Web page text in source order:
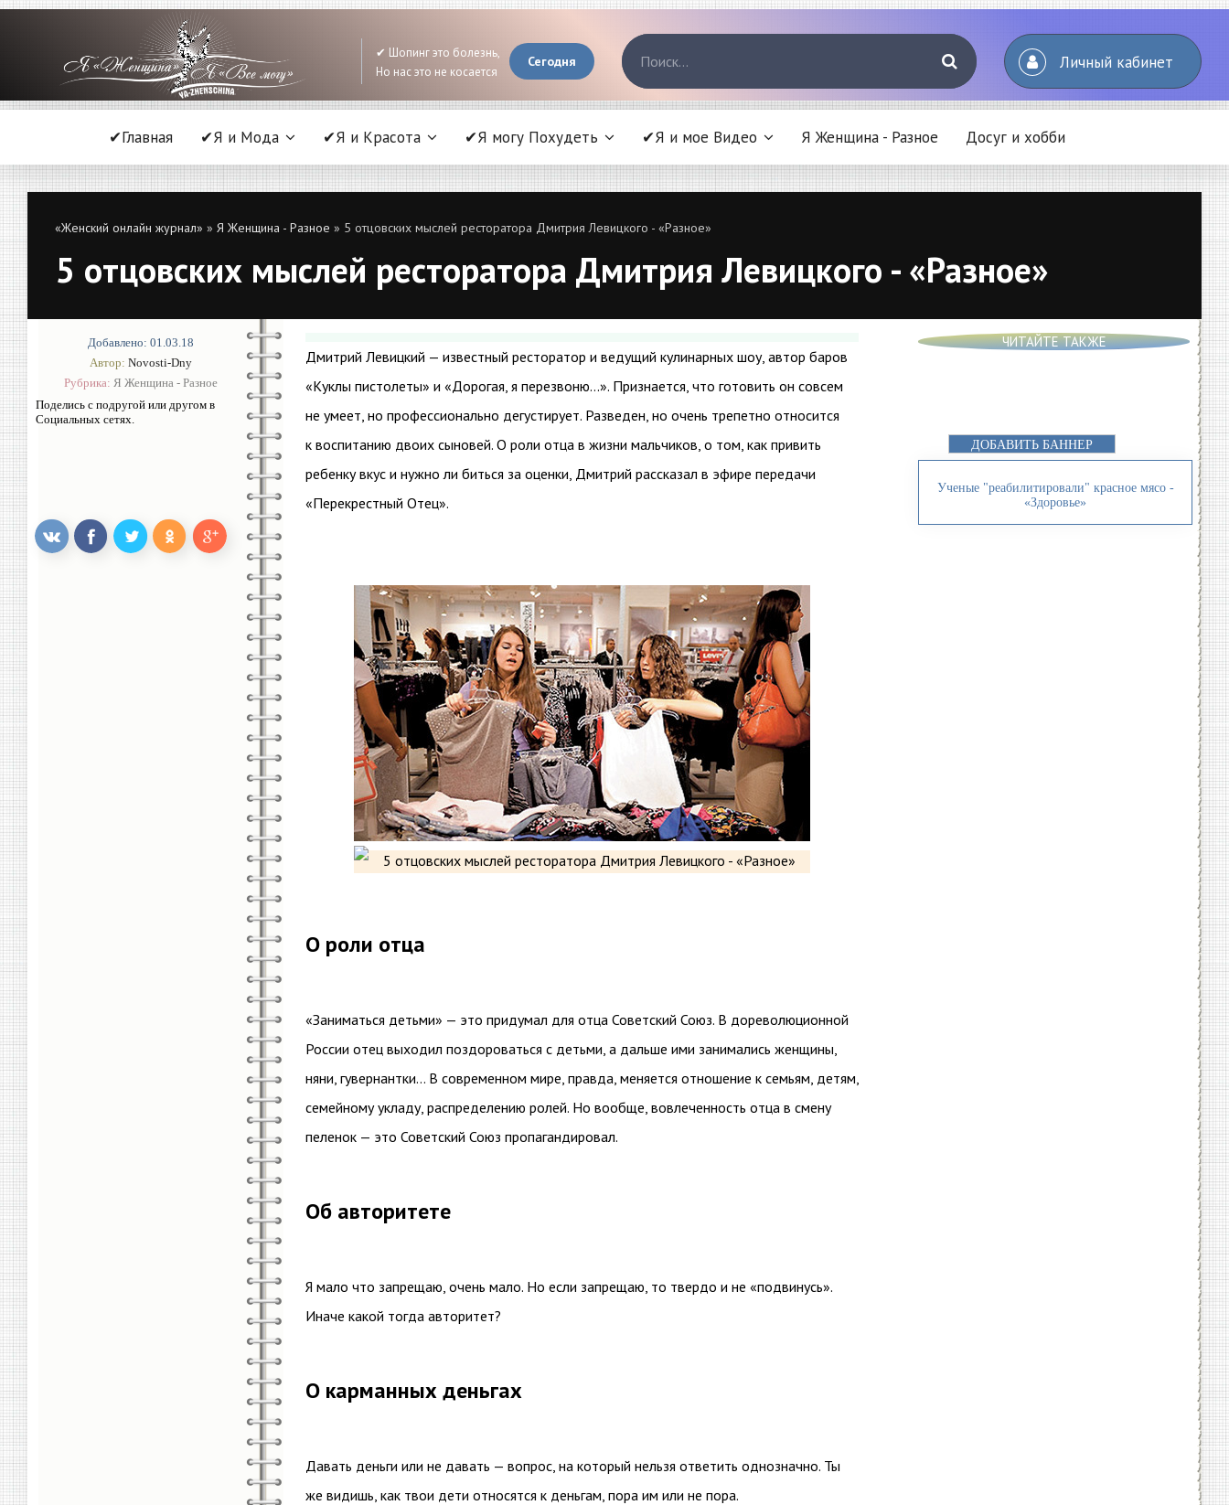
✔ Шопинг это болезнь,
Но нас это не косается
Сегодня Личный кабинет
✔Главная ✔Я и Мода ✔Я и Красота ✔Я могу Похудеть ✔Я и мое Видео Я Женщина - Разное Досуг и хобби
«Женский онлайн журнал» » Я Женщина - Разное » 5 отцовских мыслей ресторатора Дмитрия Левицкого - «Разное»
5 отцовских мыслей ресторатора Дмитрия Левицкого - «Разное»
Добавлено: 01.03.18
Автор: Novosti-Dny
Рубрика: Я Женщина - Разное
Поделись с подругой или другом в
Социальных сетях.
Дмитрий Левицкий — известный ресторатор и ведущий кулинарных шоу, автор баров
«Куклы пистолеты» и «Дорогая, я перезвоню…». Признается, что готовить он совсем
не умеет, но профессионально дегустирует. Разведен, но очень трепетно относится
к воспитанию двоих сыновей. О роли отца в жизни мальчиков, о том, как привить
ребенку вкус и нужно ли биться за оценки, Дмитрий рассказал в эфире передачи
«Перекрестный Отец».
О роли отца
«Заниматься детьми» — это придумал для отца Советский Союз. В дореволюционной
России отец выходил поздороваться с детьми, а дальше ими занимались женщины,
няни, гувернантки… В современном мире, правда, меняется отношение к семьям, детям,
семейному укладу, распределению ролей. Но вообще, вовлеченность отца в смену
пеленок — это Советский Союз пропагандировал.
Об авторитете
Я мало что запрещаю, очень мало. Но если запрещаю, то твердо и не «подвинусь».
Иначе какой тогда авторитет?
О карманных деньгах
Давать деньги или не давать — вопрос, на который нельзя ответить однозначно. Ты
же видишь, как твои дети относятся к деньгам, пора им или не пора.
ЧИТАЙТЕ ТАКЖЕ
ДОБАВИТЬ БАННЕР
Ученые "реабилитировали" красное мясо -
«Здоровье»